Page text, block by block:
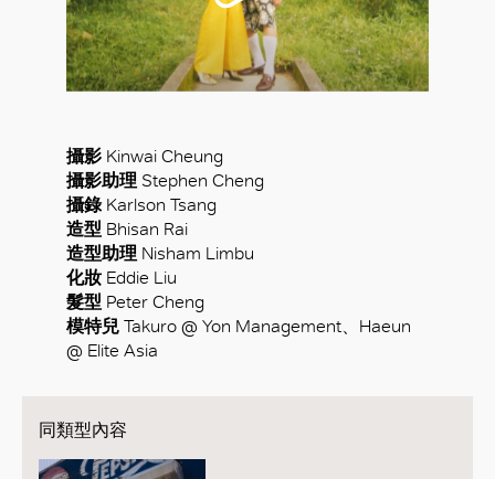
攝影 Kinwai Cheung
攝影助理 Stephen Cheng
攝錄Karlson Tsang
造型 Bhisan Rai
造型助理 Nisham Limbu
化妝 Eddie Liu
髮型 Peter Cheng
模特兒 Takuro @ Yon Management、Haeun
@ Elite Asia
同類型內容